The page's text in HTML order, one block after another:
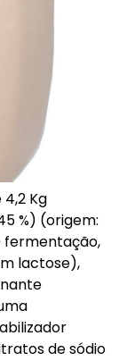
Kg
%) (origem:
fermentação,
lactose),
de sódio